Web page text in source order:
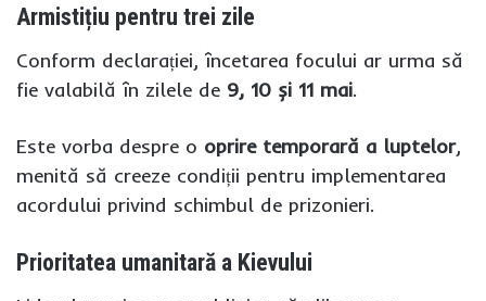
Armistițiu pentru trei zile
Conform declarației, încetarea focului ar urma să
fie valabilă în zilele de 9, 10 și 11 mai.
Este vorba despre o oprire temporară a luptelor,
menită să creeze condiții pentru implementarea
acordului privind schimbul de prizonieri.
Prioritatea umanitară a Kievului